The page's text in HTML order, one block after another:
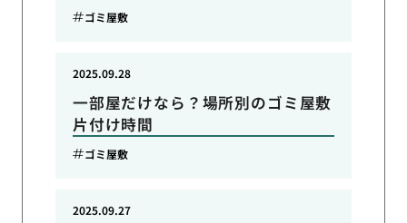
ゴミ屋敷
一部屋だけなら？場所別のゴミ屋敷
片付け時間
2025.09.28
ゴミ屋敷
2025.09.27